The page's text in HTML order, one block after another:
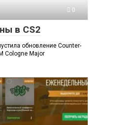
0
в CS2
обновление Counter-
Cologne Major